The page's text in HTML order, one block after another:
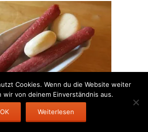
Cookies. Wenn du die Website weiter
wir von deinem Einverständnis aus.
OK Weiterlesen